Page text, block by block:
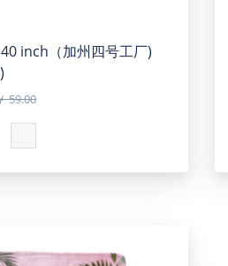
inch（加州四号工厂)
59.00